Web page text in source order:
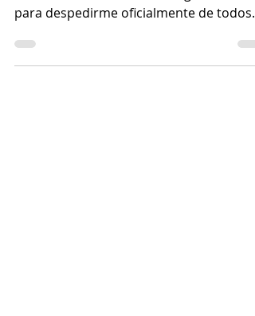
¡Gracias!
Cartago, 18 de Junio de 2025 Respetada
comunidad educativa: Ha llegado el día